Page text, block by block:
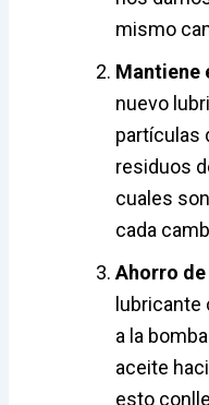
mismo
Mantiene
nuevo
partículas
residuos
cuales
cada
Ahorro
lubricante
a la
aceite
esto